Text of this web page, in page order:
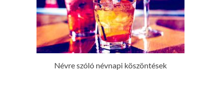
Névre szóló névnapi köszöntések